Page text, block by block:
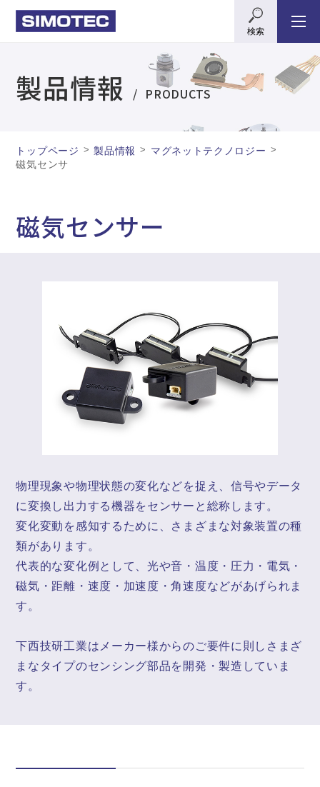
検索
製品情報 PRODUCTS
トップページ > 製品情報 > マグネットテクノロジー >
磁気センサ
磁気センサー
物理現象や物理状態の変化などを捉え、信号やデータ
に変換し出力する機器をセンサーと総称します。
変化変動を感知するために、さまざまな対象装置の種
類があります。
代表的な変化例として、光や音・温度・圧力・電気・
磁気・距離・速度・加速度・角速度などがあげられま
す。
下西技研工業はメーカー様からのご要件に則しさまざ
まなタイプのセンシング部品を開発・製造していま
す。